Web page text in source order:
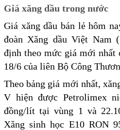
Giá xăng dầu trong nước
Giá xăng dầu bán lẻ hôm
đoàn Xăng dầu Việt Nam
định theo mức giá mới nhất
18/6 của liên Bộ Công
Theo bảng giá mới nhất,
V hiện được Petrolimex
đồng/lít tại vùng 1 và
Xăng sinh học E10 RON